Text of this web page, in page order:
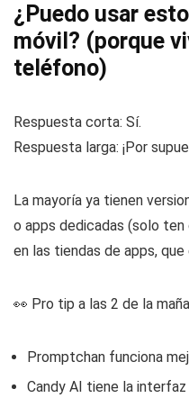
¿Puedo usar
móvil? (porque
teléfono)
Respuesta corta: Sí.
Respuesta larga: ¡Por
La mayoría ya tienen
o apps dedicadas (solo
en las tiendas de apps,
👀 Pro tip a las 2 de la
Promptchan funciona
Candy AI tiene la